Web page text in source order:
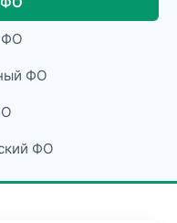
ФО
ФО
ФО